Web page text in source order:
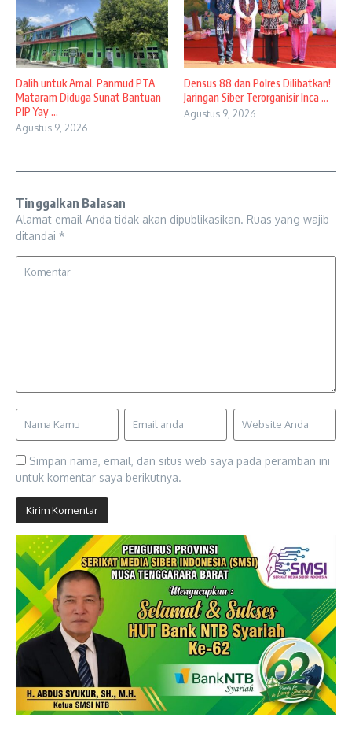
Dalih untuk Amal, Panmud PTA
Mataram Diduga Sunat Bantuan
PIP Yay ...
Agustus 9, 2026
Densus 88 dan Polres Dilibatkan!
Jaringan Siber Terorganisir Inca ...
Agustus 9, 2026
Tinggalkan Balasan
Alamat email Anda tidak akan dipublikasikan. Ruas yang wajib
ditandai *
Simpan nama, email, dan situs web saya pada peramban ini
untuk komentar saya berikutnya.